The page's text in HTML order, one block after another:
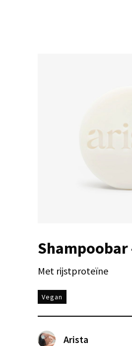
Shampoobar
Met rijstproteïne
Vegan
Arista